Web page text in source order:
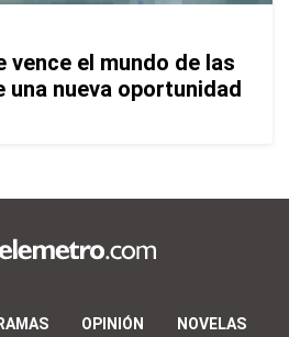
vence el mundo de las
una nueva oportunidad
OPINIÓN NOVELAS